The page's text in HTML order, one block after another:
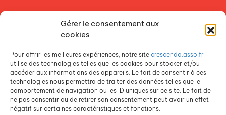
Gérer le consentement aux
cookies
Pour offrir les meilleures expériences, notre site crescendo.asso.fr
utilise des technologies telles que les cookies pour stocker et/ou
accéder aux informations des appareils. Le fait de consentir à ces
technologies nous permettra de traiter des données telles que le
comportement de navigation ou les ID uniques sur ce site. Le fait de
ne pas consentir ou de retirer son consentement peut avoir un effet
négatif sur certaines caractéristiques et fonctions.
ESPACE PRESSE